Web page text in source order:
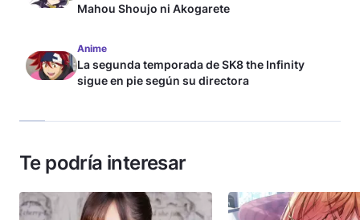
Mahou Shoujo ni Akogarete
Anime
La segunda temporada de SK8 the Infinity
sigue en pie según su directora
Te podría interesar